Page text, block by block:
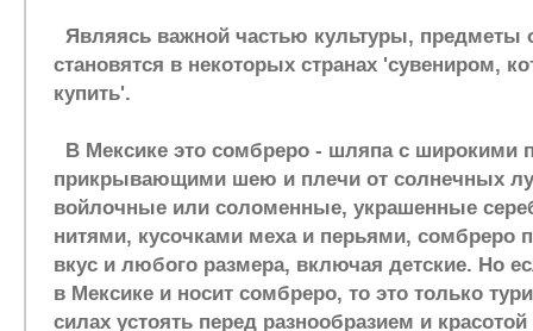
Являясь важной частью культуры, предметы
становятся в некоторых странах 'сувениром,
купить'.
В Мексике это сомбреро - шляпа с широкими
прикрывающими шею и плечи от солнечных
войлочные или соломенные, украшенные
нитями, кусочками меха и перьями, сомбреро
вкус и любого размера, включая детские. Но
в Мексике и носит сомбреро, то это только
силах устоять перед разнообразием и красотой